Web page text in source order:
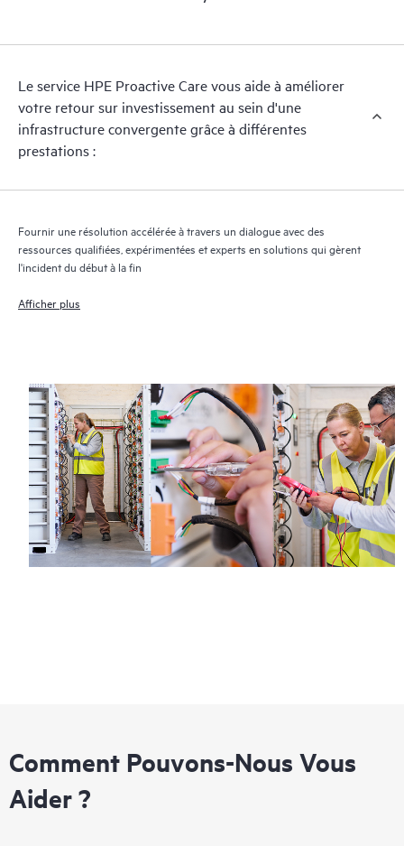
HPE Proactive Care assure l’analyse des versions des logiciels et
fournit une liste de recommandations pour maintenir votre
infrastructure couverte par HPE Proactive Care aux niveaux de
versions recommandés. Vous recevrez régulièrement une
analyse proactive de vos appareils couverts par HPE Proactive
HPE Proactive Care génère également des rapports d’incidents
et vous éviter de les reproduire.
Le service HPE Proactive Care vous aide à améliorer
votre retour sur investissement au sein d'une
infrastructure convergente grâce à différentes
prestations :
Fournir une résolution accélérée à travers un dialogue avec des
ressources qualifiées, expérimentées et experts en solutions qui gèrent
l'incident du début à la fin
Afficher plus
Comment Pouvons-Nous Vous
Aider ?